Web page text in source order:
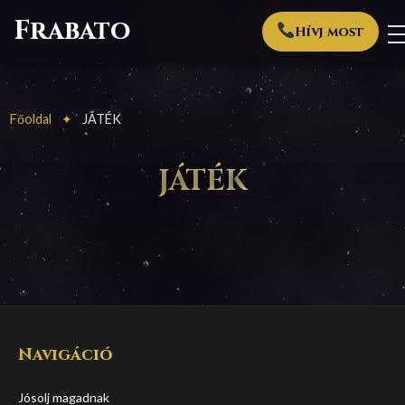
Frabato Hívj most
Főoldal JÁTÉK
JÁTÉK
Navigáció
Jósolj magadnak